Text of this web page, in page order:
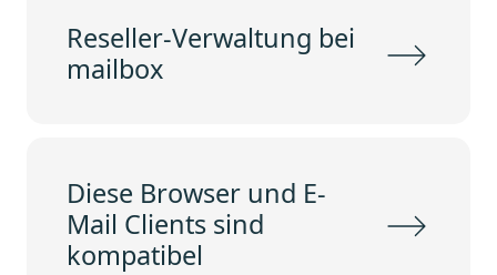
Reseller-Verwaltung bei
mailbox
Diese Browser und E-
Mail Clients sind
kompatibel